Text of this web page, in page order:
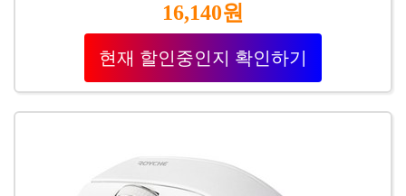
16,140원
현재 할인중인지 확인하기